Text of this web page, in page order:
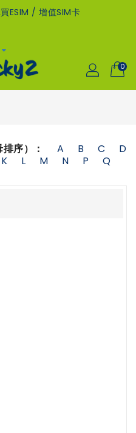
eSIM / 增值SIM卡
0
序）： A B C
D
K L M N P
Q